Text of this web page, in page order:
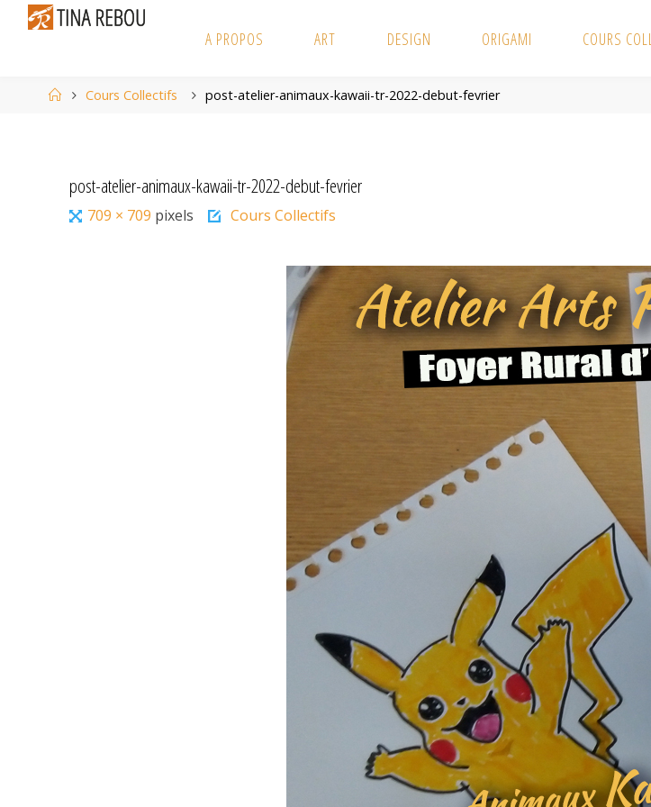
A PROPOS ART DESIGN ORIGAMI COURS
HomeCours Collectifs post-atelier-animaux-kawaii-tr-2022-debut-fevrier
post-atelier-animaux-kawaii-tr-2022-debut-fevrier
Full709 × 709 pixels Cours Collectifs